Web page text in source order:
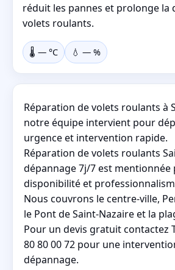
réduit les pannes et prolonge la
volets roulants.
🌡️ — °C 💧 — %
Réparation de volets roulants à
notre équipe intervient pour
urgence et intervention rapide.
Réparation de volets roulants
dépannage 7j/7 est
disponibilité et
Nous couvrons le centre-ville,
le Pont de Saint-Nazaire et la
Pour un devis gratuit contactez
80 80 00 72 pour une
dépannage.